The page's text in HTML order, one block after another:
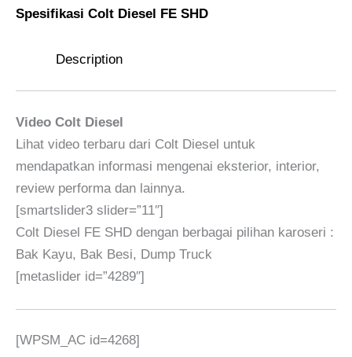
Spesifikasi Colt Diesel FE SHD
Description
Video Colt Diesel
Lihat video terbaru dari Colt Diesel untuk
mendapatkan informasi mengenai eksterior, interior,
review performa dan lainnya.
[smartslider3 slider=”11″]
Colt Diesel FE SHD dengan berbagai pilihan karoseri :
Bak Kayu, Bak Besi, Dump Truck
[metaslider id=”4289″]
[WPSM_AC id=4268]